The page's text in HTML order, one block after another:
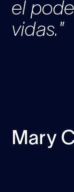
el
vidas."
Mary